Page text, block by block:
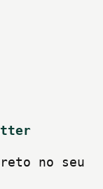
no seu